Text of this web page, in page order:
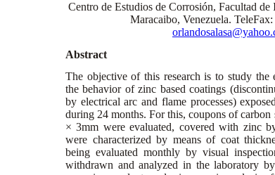
Centro de Estudios de Corrosión, Facultad
Maracaibo, Venezuela.
Abstract
The objective of this research is to study
the behavior of zinc based coatings
by electrical arc and flame processes)
during 24 months. For this, coupons of
× 3mm were evaluated, covered with zinc
were characterized by means of coat
being evaluated monthly by visual
withdrawn and analyzed in the laboratory